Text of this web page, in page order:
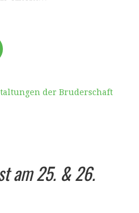
der Bruderschaft
am 25. & 26.